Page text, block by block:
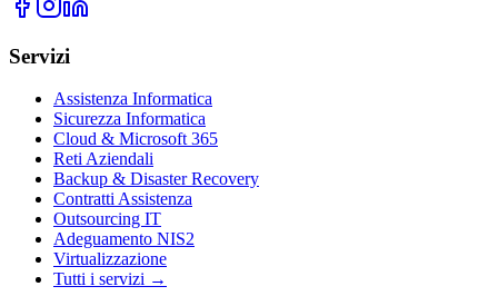
Servizi
Assistenza Informatica
Sicurezza Informatica
Cloud & Microsoft 365
Reti Aziendali
Backup & Disaster Recovery
Contratti Assistenza
Outsourcing IT
Adeguamento NIS2
Virtualizzazione
Tutti i servizi →